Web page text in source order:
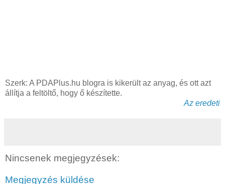
Szerk: A PDAPlus.hu blogra is kikerült az anyag, és ott azt
állítja a feltöltő, hogy ő készítette.
Az eredeti
Nincsenek megjegyzések:
Megjegyzés küldése